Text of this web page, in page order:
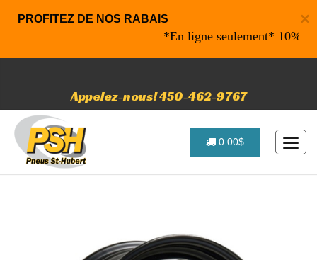
×
PROFITEZ DE NOS RABAIS
*En ligne seulement* 10% de
Appelez-nous! 450-462-9767
0.00$